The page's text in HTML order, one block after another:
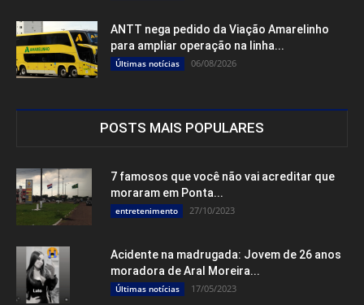
ANTT nega pedido da Viação Amarelinho
para ampliar operação na linha...
Últimas notícias 06/08/2026
POSTS MAIS POPULARES
7 famosos que você não vai acreditar que
moraram em Ponta...
entretenimento 27/10/2023
Acidente na madrugada: Jovem de 26 anos
moradora de Aral Moreira...
Últimas notícias 17/05/2023